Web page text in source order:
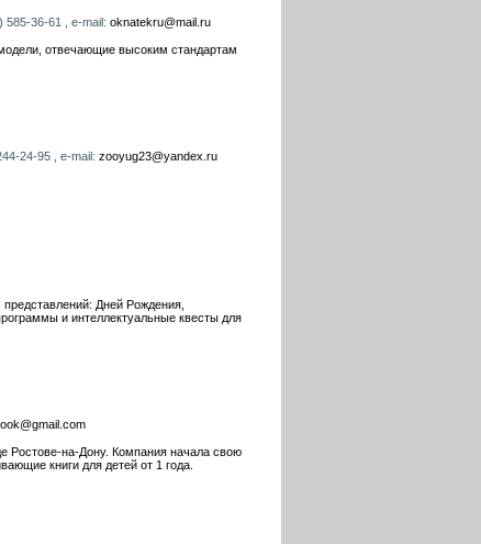
585-36-61 , e-mail: oknatekru@mail.ru
отвечающие высоким стандартам
24-95 , e-mail: zooyug23@yandex.ru
Дней Рождения,
и интеллектуальные квесты для
Ростове-на-Дону. Компания начала свою
книги для детей от 1 года.